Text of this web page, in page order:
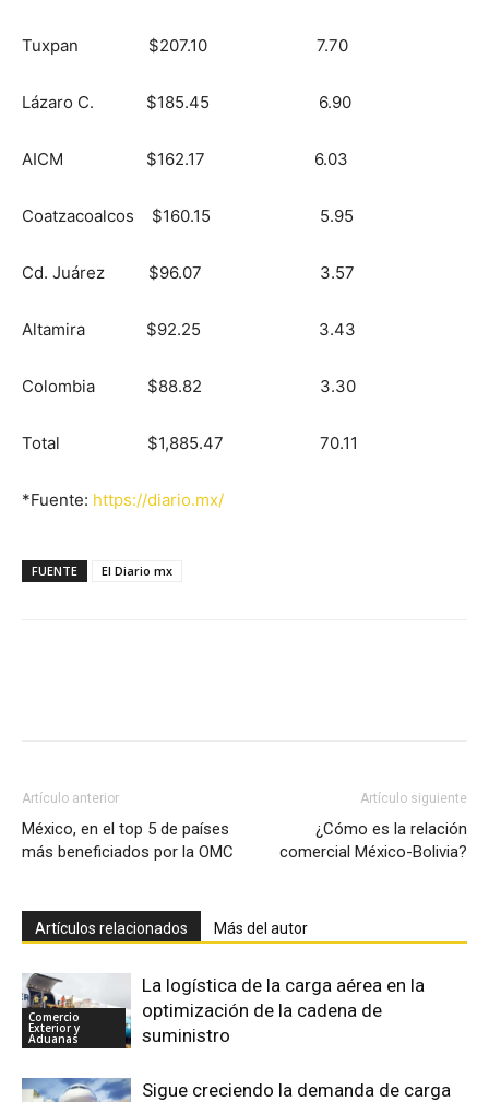
Tuxpan $207.10 7.70
Lázaro C. $185.45 6.90
AICM $162.17 6.03
Coatzacoalcos $160.15 5.95
Cd. Juárez $96.07 3.57
Altamira $92.25 3.43
Colombia $88.82 3.30
Total $1,885.47 70.11
*Fuente: https://diario.mx/
FUENTE El Diario mx
Artículo anterior
México, en el top 5 de países
más beneficiados por la OMC
Artículo siguiente
¿Cómo es la relación
comercial México-Bolivia?
Artículos relacionados Más del autor
Comercio
Exterior y
Aduanas
La logística de la carga aérea en la
optimización de la cadena de
suministro
Sigue creciendo la demanda de carga